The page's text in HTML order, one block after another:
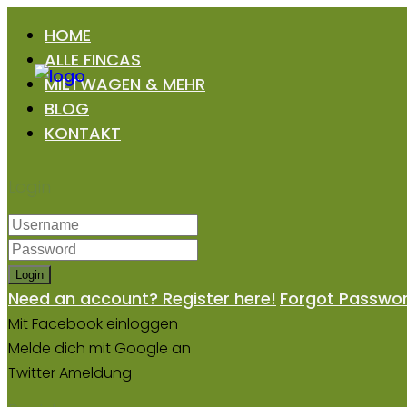
HOME
ALLE FINCAS
MIETWAGEN & MEHR
BLOG
KONTAKT
Login
Login
Need an account? Register here! Forgot
Mit Facebook einloggen
Melde dich mit Google an
Twitter Ameldung